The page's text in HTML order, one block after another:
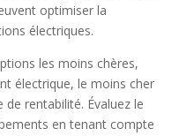
optimiser la
électriques.
les moins chères,
électrique, le moins cher
rentabilité. Évaluez le
en tenant compte